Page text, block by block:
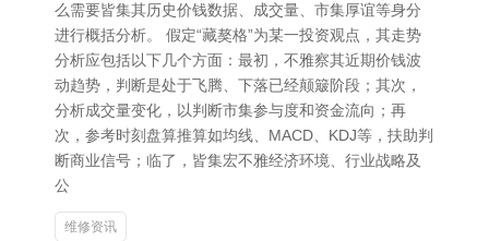
么需要皆集其历史价钱数据、成交量、市集厚谊等身分
进行概括分析。 假定“藏獒格”为某一投资观点，其走势
分析应包括以下几个方面：最初，不雅察其近期价钱波
动趋势，判断是处于飞腾、下落已经颠簸阶段；其次，
分析成交量变化，以判断市集参与度和资金流向；再
次，参考时刻盘算推算如均线、MACD、KDJ等，扶助判
断商业信号；临了，皆集宏不雅经济环境、行业战略及
公
维修资讯